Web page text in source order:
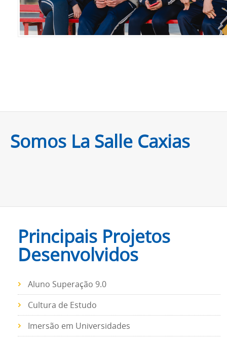
Somos La Salle Caxias
Principais Projetos
Desenvolvidos
Aluno Superação 9.0
Cultura de Estudo
Imersão em Universidades